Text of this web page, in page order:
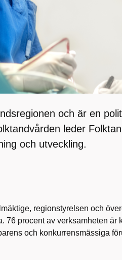
och är en
leder
och utveckling.
regionstyrelsen och
76 procent av verksamheten är
och konkurrensmässiga